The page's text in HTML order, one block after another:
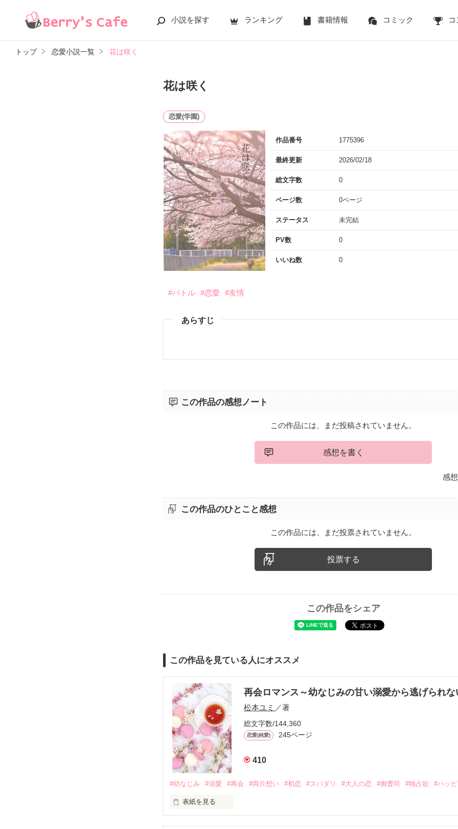
小説を探す ランキング 書籍情報 コミック コ
トップ 恋愛小説一覧 花は咲く
花は咲く
恋愛(学園)
作品番号 1775396
最終更新 2026/02/18
総文字数 0
ページ数 0ページ
ステータス 未完結
PV数 0
いいね数 0
#バトル #恋愛 #友情
あらすじ
この作品の感想ノート
この作品には、まだ投稿されていません。
感想を書く
感
この作品のひとこと感想
この作品には、まだ投票されていません。
投票する
この作品をシェア
この作品を見ている人にオススメ
再会ロマンス～幼なじみの甘い溺愛から逃げられな
松本ユミ ／著
総文字数/144,360
恋愛(純愛) 245ページ
410
#幼なじみ #溺愛 #再会 #両片想い #初恋 #スパダリ #大人の恋 #御曹司 #独占欲 #ハッ
表紙を見る